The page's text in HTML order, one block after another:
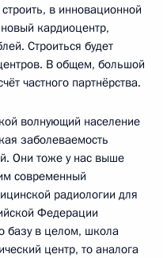
в инновационной
кардиоцентр,
Строиться будет
В общем, большой
частного партнёрства.
волнующий население
заболеваемость
Они тоже у нас выше
современный
радиологии для
Федерации
базу в целом, школа
центр, то аналога